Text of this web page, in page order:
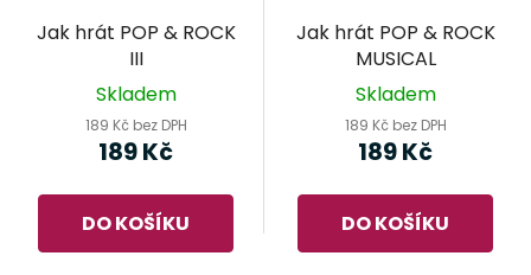
Jak hrát POP & ROCK
III
Skladem
189 Kč bez DPH
189 Kč
DO KOŠÍKU
Jak hrát POP & ROCK
MUSICAL
Skladem
189 Kč bez DPH
189 Kč
DO KOŠÍKU